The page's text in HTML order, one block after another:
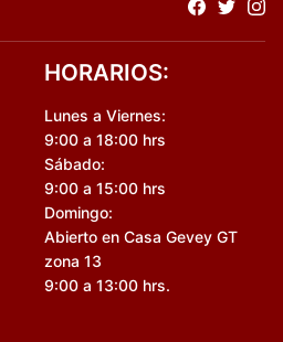
HORARIOS:
Lunes a Viernes:
9:00 a 18:00 hrs
Sábado:
9:00 a 15:00 hrs
Domingo:
Abierto en Casa Gevey GT
zona 13
9:00 a 13:00 hrs.